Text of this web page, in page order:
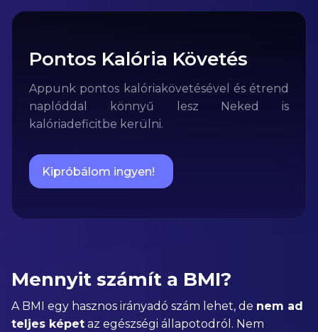
Pontos Kalória Követés
Appunk pontos kalóriakövetésével és étrend
naplóddal könnyű lesz Neked is
kalóriadeficitbe kerülni.
Kipróbálom ingyen!
Mennyit számít a BMI?
A BMI egy hasznos irányadó szám lehet, de nem ad
teljes képet az egészségi állapotodról. Nem